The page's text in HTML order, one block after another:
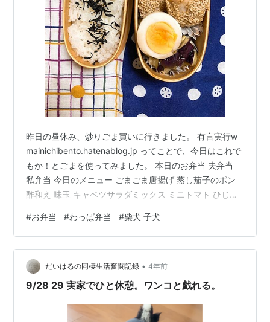
昨日の昼休み、炒りごま買いに行きました。 有言実行w
mainichibento.hatenablog.jp ってことで、今日はこれで
もか！とごまを使ってみました。 本日のお弁当 夫弁当
私弁当 今日のメニュー ごまごま唐揚げ 蒸し茄子のポン
酢和え 味玉 キャベツサラダミックス ミニトマト ひじき
栗粉をもみこんで、炒りごまをはりつけてビストロのオ
ートメニューごまごま唐揚げにお任せ。 茄子もレンチン
です。 耐熱容器に入れてごま油をまわしかけて蓋をし
て、600wで4分加熱。 仕上げにポン酢で和えました。
今朝の調理は、以上です。 味玉は作り置き…
#お弁当 #わっぱ弁当 #柴犬 子犬
だいはるの同棲生活奮闘記録 • 4年前
9/28 29 実家でひと休憩。ワンコと戯れる。